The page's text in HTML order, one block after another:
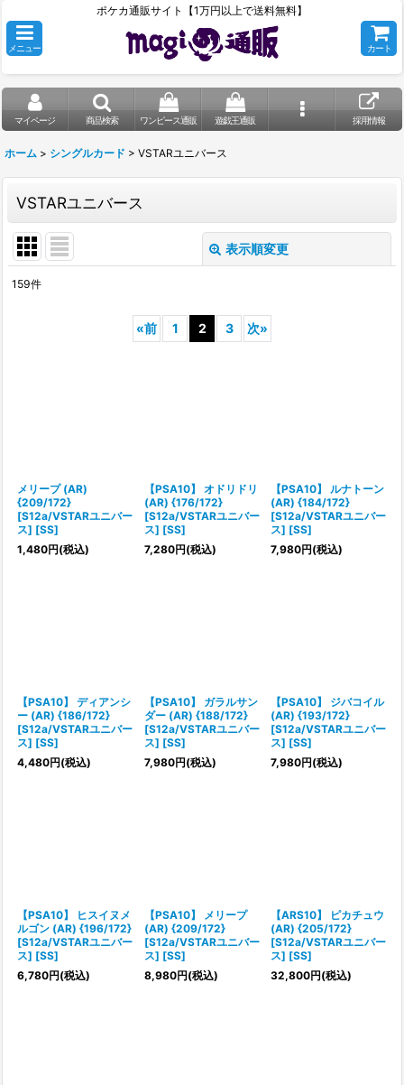
ポケカ通販サイト【1万円以上で送料無料】
メニュー カート
マイページ 商品検索 ワンピース通販 遊戯王通販 採用情報
ホーム > シングルカード > VSTARユニバース
VSTARユニバース
表示順変更
159件
«前 1 2 3 次»
メリープ (AR)
{209/172}
[S12a/VSTARユニバー
ス] [SS]
1,480円(税込)
【PSA10】 オドリドリ
(AR) {176/172}
[S12a/VSTARユニバー
ス] [SS]
7,280円(税込)
【PSA10】 ルナトーン
(AR) {184/172}
[S12a/VSTARユニバー
ス] [SS]
7,980円(税込)
【PSA10】 ディアンシ
ー (AR) {186/172}
[S12a/VSTARユニバー
ス] [SS]
4,480円(税込)
【PSA10】 ガラルサン
ダー (AR) {188/172}
[S12a/VSTARユニバー
ス] [SS]
7,980円(税込)
【PSA10】 ジバコイル
(AR) {193/172}
[S12a/VSTARユニバー
ス] [SS]
7,980円(税込)
【PSA10】 ヒスイヌメ
ルゴン (AR) {196/172}
[S12a/VSTARユニバー
ス] [SS]
6,780円(税込)
【PSA10】 メリープ
(AR) {209/172}
[S12a/VSTARユニバー
ス] [SS]
8,980円(税込)
【ARS10】 ピカチュウ
(AR) {205/172}
[S12a/VSTARユニバー
ス] [SS]
32,800円(税込)